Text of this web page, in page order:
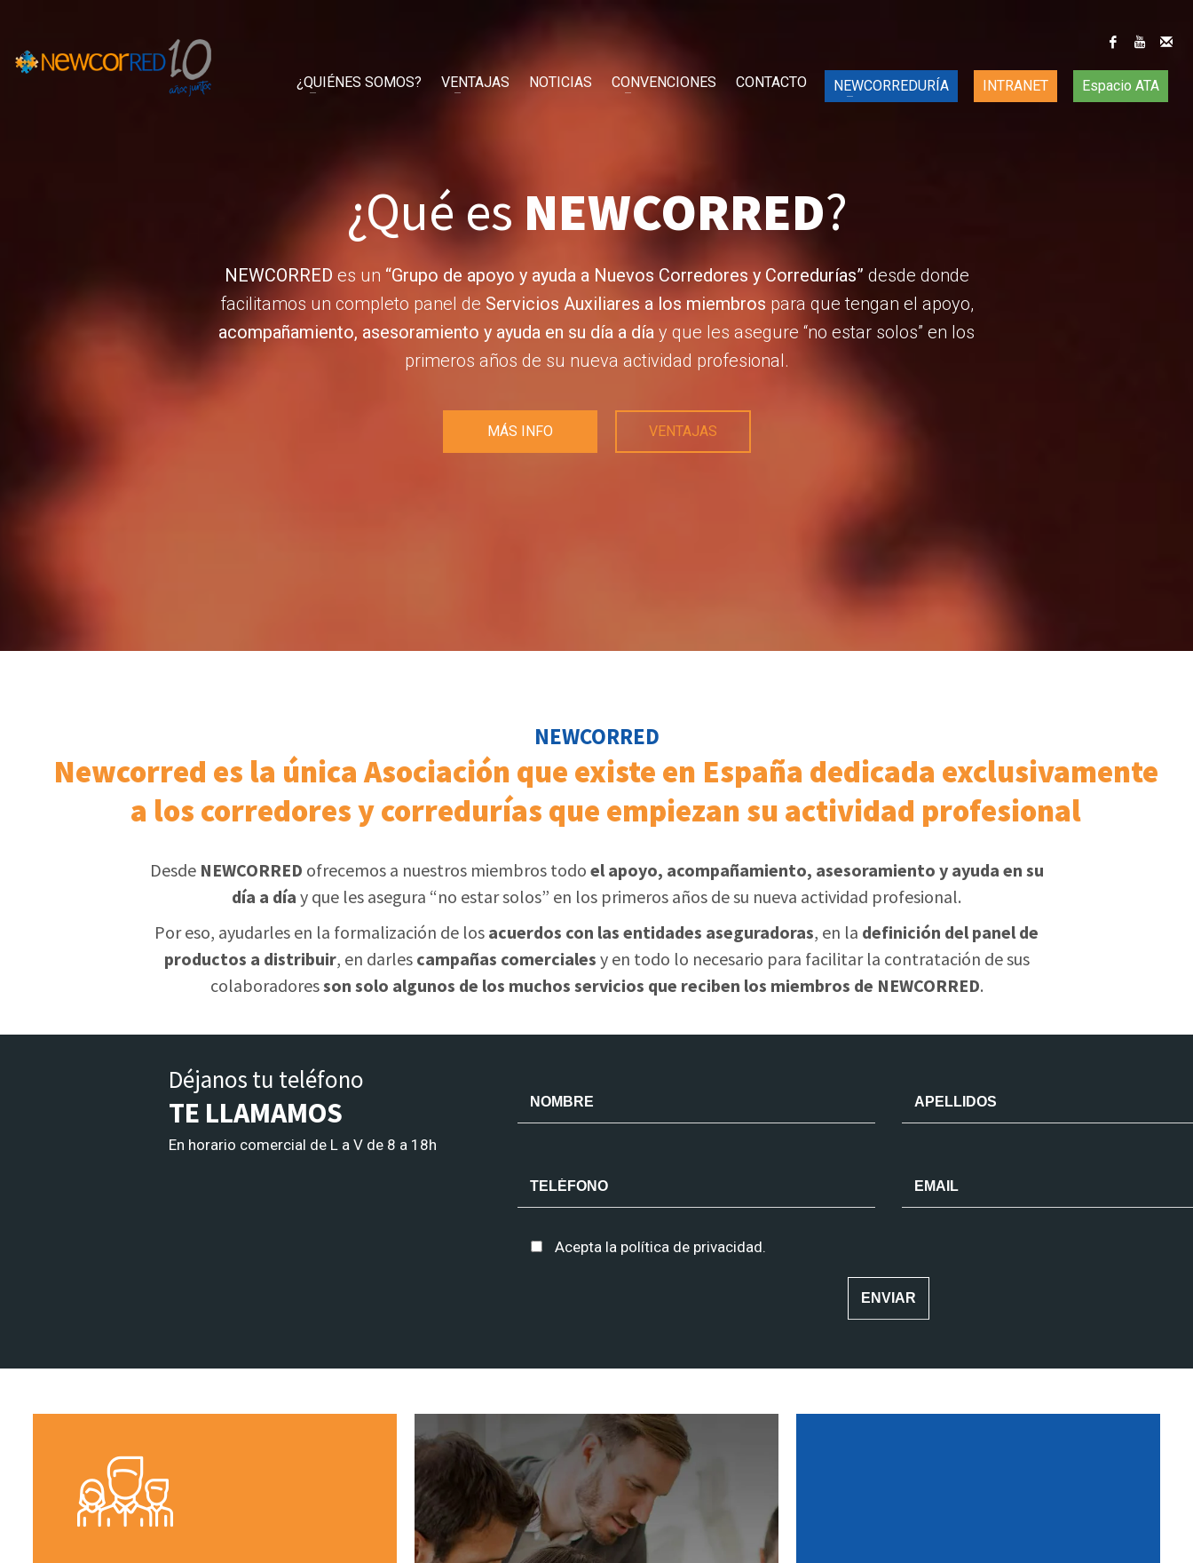
¿QUIÉNES SOMOS? VENTAJAS NOTICIAS CONVENCIONES CONTACTO NEWCORREDURÍA INTRANET Espacio ATA
¿Qué es NEWCORRED?
NEWCORRED es un “Grupo de apoyo y ayuda a Nuevos Corredores y Corredurías” desde donde
facilitamos un completo panel de Servicios Auxiliares a los miembros para que tengan el apoyo,
acompañamiento, asesoramiento y ayuda en su día a día y que les asegure “no estar solos” en los
primeros años de su nueva actividad profesional.
MÁS INFO VENTAJAS
NEWCORRED
Newcorred es la única Asociación que existe en España dedicada exclusivamente
a los corredores y corredurías que empiezan su actividad profesional
Desde NEWCORRED ofrecemos a nuestros miembros todo el apoyo, acompañamiento, asesoramiento y ayuda en su
día a día y que les asegura “no estar solos” en los primeros años de su nueva actividad profesional.
Por eso, ayudarles en la formalización de los acuerdos con las entidades aseguradoras, en la definición del panel de
productos a distribuir, en darles campañas comerciales y en todo lo necesario para facilitar la contratación de sus
colaboradoresson solo algunos de los muchos servicios que reciben los miembros de NEWCORRED.
Déjanos tu teléfono
TE LLAMAMOS
En horario comercial de L a V de 8 a 18h
Acepta la política de privacidad.